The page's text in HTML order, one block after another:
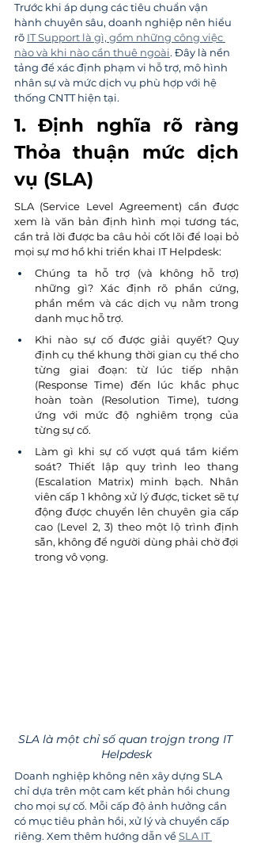
Trước khi áp dụng các tiêu chuẩn vận
hành chuyên sâu, doanh nghiệp nên hiểu
rõ IT Support là gì, gồm những công việc
nào và khi nào cần thuê ngoài. Đây là nền
tảng để xác định phạm vi hỗ trợ, mô hình
nhân sự và mức dịch vụ phù hợp với hệ
thống CNTT hiện tại.
1. Định nghĩa rõ ràng
Thỏa thuận mức dịch
vụ (SLA)
SLA (Service Level Agreement) cần được
xem là văn bản định hình mọi tương tác,
cần trả lời được ba câu hỏi cốt lõi để loại bỏ
mọi sự mơ hồ khi triển khai IT Helpdesk:
Chúng ta hỗ trợ (và không hỗ trợ)
những gì? Xác định rõ phần cứng,
phần mềm và các dịch vụ nằm trong
danh mục hỗ trợ.
Khi nào sự cố được giải quyết? Quy
định cụ thể khung thời gian cụ thể cho
từng giai đoạn: từ lúc tiếp nhận
(Response Time) đến lúc khắc phục
hoàn toàn (Resolution Time), tương
ứng với mức độ nghiêm trọng của
từng sự cố.
Làm gì khi sự cố vượt quá tầm kiểm
soát? Thiết lập quy trình leo thang
(Escalation Matrix) minh bạch. Nhân
viên cấp 1 không xử lý được, ticket sẽ tự
động được chuyển lên chuyên gia cấp
cao (Level 2, 3) theo một lộ trình định
sẵn, không để người dùng phải chờ đợi
trong vô vọng.
SLA là một chỉ số quan trojgn trong IT
Helpdesk
Doanh nghiệp không nên xây dựng SLA
chỉ dựa trên một cam kết phản hồi chung
cho mọi sự cố. Mỗi cấp độ ảnh hưởng cần
có mục tiêu phản hồi, xử lý và chuyển cấp
riêng. Xem thêm hướng dẫn về SLA IT